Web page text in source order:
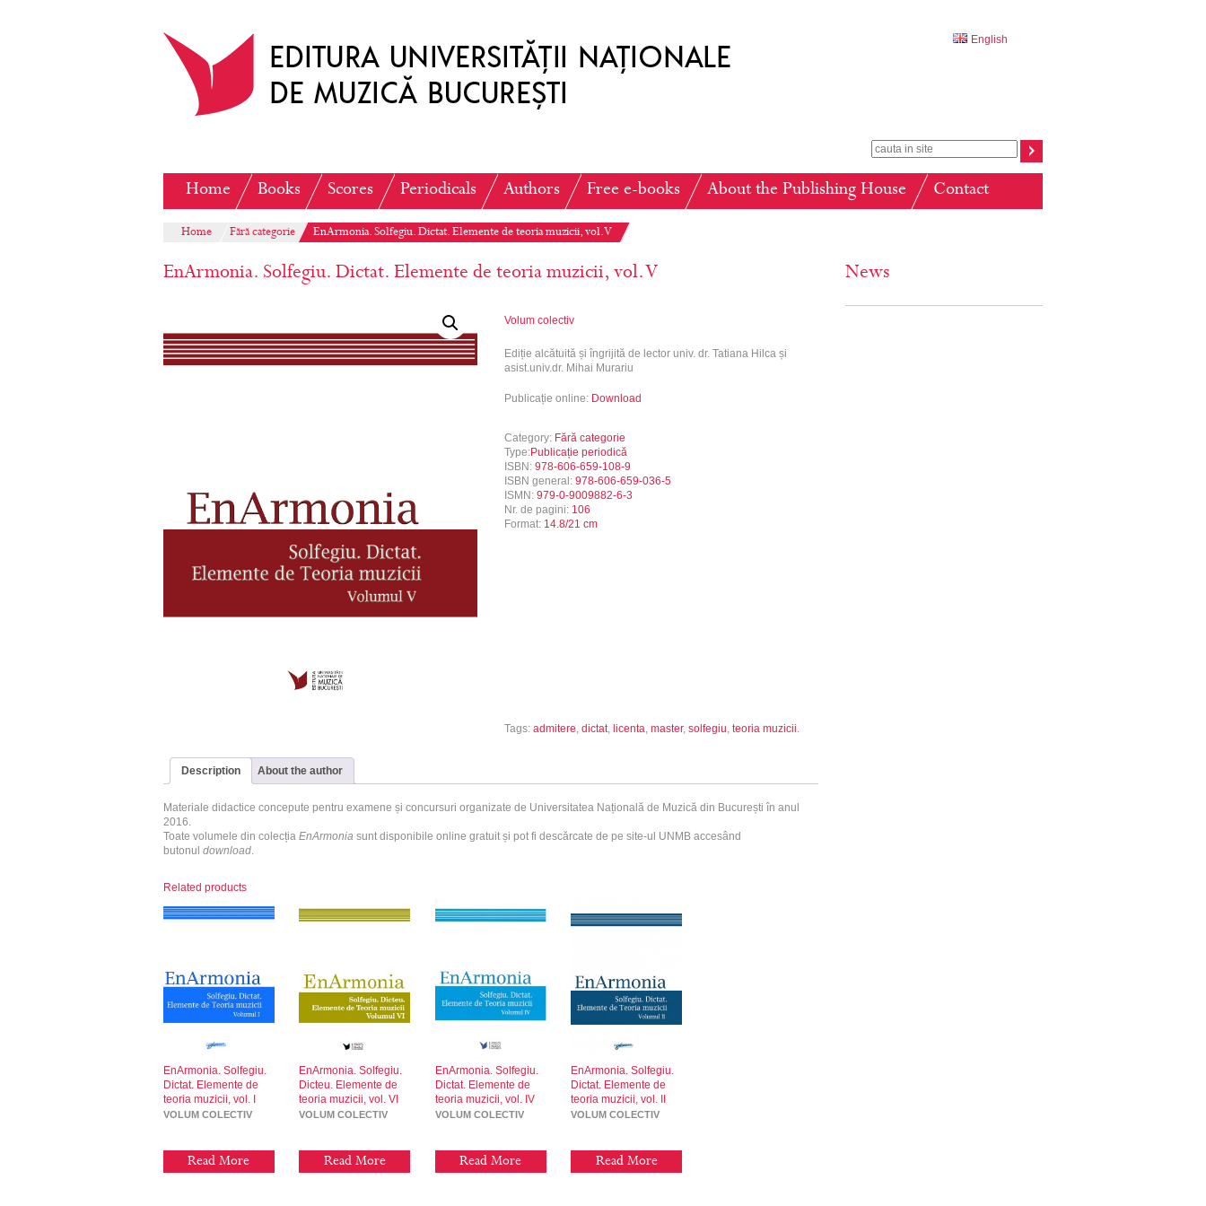
English
Home Books Scores Periodicals Authors Free e-books About the Publishing House Contact
Home Fără categorie EnArmonia. Solfegiu. Dictat. Elemente de teoria muzicii, vol. V
EnArmonia. Solfegiu. Dictat. Elemente de teoria muzicii, vol. V
Volum colectiv
Ediție alcătuită și îngrijită de lector univ. dr. Tatiana Hilca și
asist.univ.dr. Mihai Murariu
Publicație online: Download
Category: Fără categorie
Type:Publicație periodică
ISBN: 978-606-659-108-9
ISBN general: 978-606-659-036-5
ISMN: 979-0-9009882-6-3
Nr. de pagini: 106
Format: 14.8/21 cm
Tags: admitere, dictat, licenta, master, solfegiu, teoria muzicii.
Description About the author
Materiale didactice concepute pentru examene și concursuri organizate de Universitatea Națională de Muzică din București în anul
2016.
Toate volumele din colecția EnArmonia sunt disponibile online gratuit și pot fi descărcate de pe site-ul UNMB accesând
butonul download.
Related products
EnArmonia. Solfegiu.
Dictat. Elemente de
teoria muzicii, vol. I
VOLUM COLECTIV
Read More
EnArmonia. Solfegiu.
Dicteu. Elemente de
teoria muzicii, vol. VI
VOLUM COLECTIV
Read More
EnArmonia. Solfegiu.
Dictat. Elemente de
teoria muzicii, vol. IV
VOLUM COLECTIV
Read More
EnArmonia. Solfegiu.
Dictat. Elemente de
teoria muzicii, vol. II
VOLUM COLECTIV
Read More
News